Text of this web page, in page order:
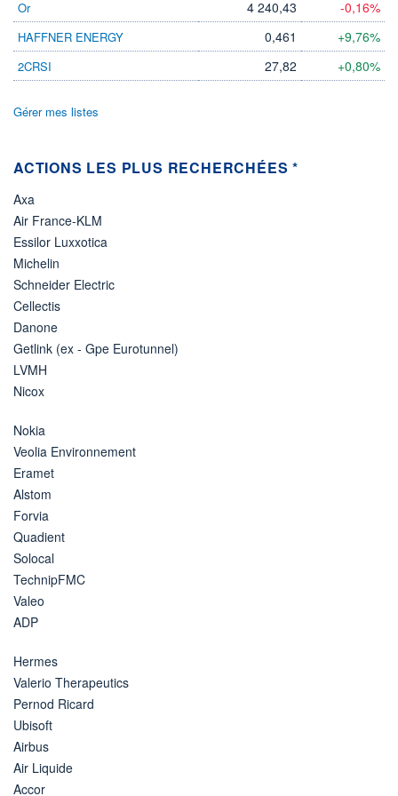
PROCHAIN
DIVIDENDE
Non éligible
+ PORTEFEUILLE
Or 4 240,43 -0,16%
HAFFNER ENERGY 0,461 +9,76%
2CRSI 27,82 +0,80%
Gérer mes listes
ACTIONS LES PLUS RECHERCHÉES *
Axa
Air France-KLM
Essilor Luxxotica
Michelin
Schneider Electric
Cellectis
Danone
Getlink (ex - Gpe Eurotunnel)
LVMH
Nicox
Nokia
Veolia Environnement
Eramet
Alstom
Forvia
Quadient
Solocal
TechnipFMC
Valeo
ADP
Hermes
Valerio Therapeutics
Pernod Ricard
Ubisoft
Airbus
Air Liquide
Accor